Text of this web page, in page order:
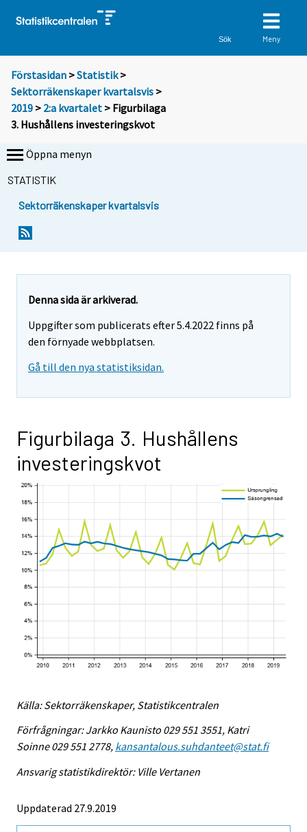
Sök Meny
Förstasidan >Statistik >
Sektorräkenskaper kvartalsvis >
2019 > 2:a kvartalet > Figurbilaga
3. Hushållens investeringskvot
Öppna menyn
STATISTIK
Sektorräkenskaper kvartalsvis
Denna sida är arkiverad.
Uppgifter som publicerats efter 5.4.2022 finns på
den förnyade webbplatsen.
Gå till den nya statistiksidan.
Figurbilaga 3. Hushållens
investeringskvot
Källa: Sektorräkenskaper, Statistikcentralen
Förfrågningar: Jarkko Kaunisto 029 551 3551, Katri
Soinne 029 551 2778, kansantalous.suhdanteet@stat.fi
Ansvarig statistikdirektör: Ville Vertanen
Uppdaterad 27.9.2019